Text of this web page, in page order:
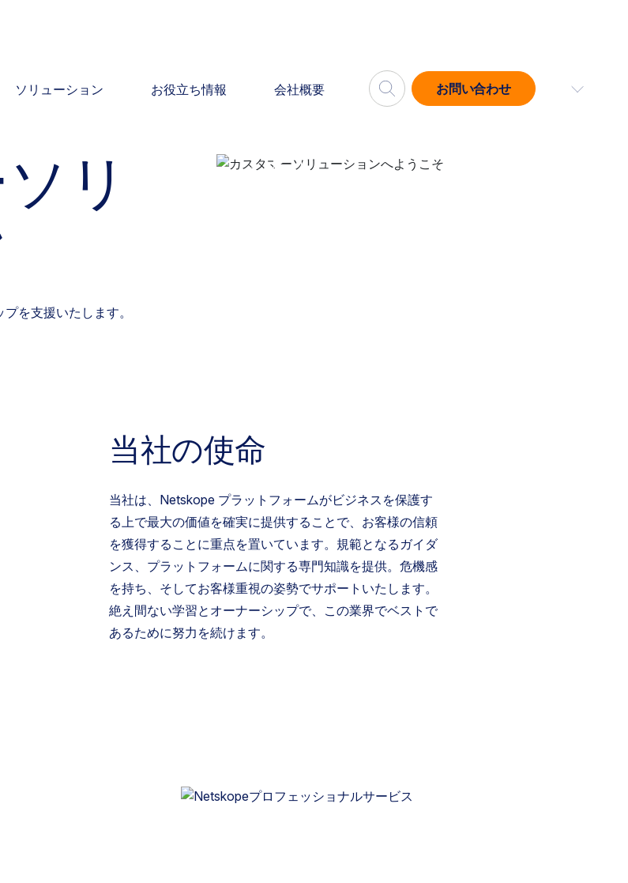
ソリューション お役立ち情報 会社概要 お問い合わせ
リ
を支援いたします。
生する
当社の使命
当社は、Netskope プラットフォームがビジネスを保護す
る上で最大の価値を確実に提供することで、お客様の信頼
を獲得することに重点を置いています。規範となるガイダ
ンス、プラットフォームに関する専門知識を提供。危機感
を持ち、そしてお客様重視の姿勢でサポートいたします。
絶え間ない学習とオーナーシップで、この業界でベストで
あるために努力を続けます。